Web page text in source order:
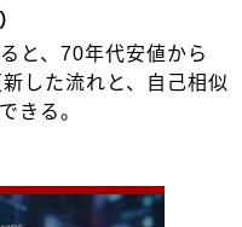
と、70年代安値から
した流れと、自己相似
きる。